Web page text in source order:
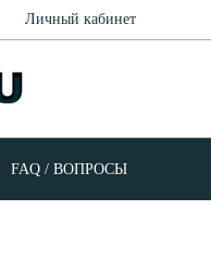
Личный кабинет
FAQ / ВОПРОСЫ